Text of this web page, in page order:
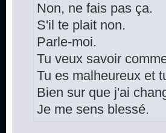
Non, ne fais pas ça.
S'il te plait non.
Parle-moi.
Tu veux savoir
Tu es malheureux et
Bien sur que j'ai
Je me sens blessé.